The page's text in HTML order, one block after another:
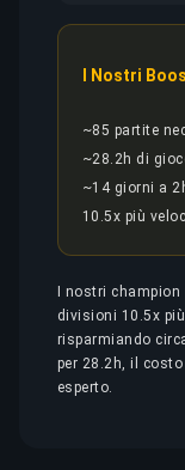
I Nostri
~85 partite
~28.2h di
~14 giorni a
10.5x più
I nostri champion
divisioni 10.5x
risparmiando
per 28.2h, il
esperto.